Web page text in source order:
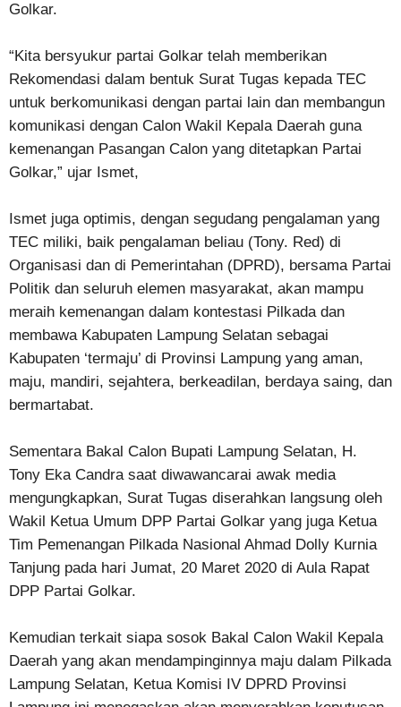
Golkar.
“Kita bersyukur partai Golkar telah memberikan
Rekomendasi dalam bentuk Surat Tugas kepada TEC
untuk berkomunikasi dengan partai lain dan membangun
komunikasi dengan Calon Wakil Kepala Daerah guna
kemenangan Pasangan Calon yang ditetapkan Partai
Golkar,” ujar Ismet,
Ismet juga optimis, dengan segudang pengalaman yang
TEC miliki, baik pengalaman beliau (Tony. Red) di
Organisasi dan di Pemerintahan (DPRD), bersama Partai
Politik dan seluruh elemen masyarakat, akan mampu
meraih kemenangan dalam kontestasi Pilkada dan
membawa Kabupaten Lampung Selatan sebagai
Kabupaten ‘termaju’ di Provinsi Lampung yang aman,
maju, mandiri, sejahtera, berkeadilan, berdaya saing, dan
bermartabat.
Sementara Bakal Calon Bupati Lampung Selatan, H.
Tony Eka Candra saat diwawancarai awak media
mengungkapkan, Surat Tugas diserahkan langsung oleh
Wakil Ketua Umum DPP Partai Golkar yang juga Ketua
Tim Pemenangan Pilkada Nasional Ahmad Dolly Kurnia
Tanjung pada hari Jumat, 20 Maret 2020 di Aula Rapat
DPP Partai Golkar.
Kemudian terkait siapa sosok Bakal Calon Wakil Kepala
Daerah yang akan mendampinginnya maju dalam Pilkada
Lampung Selatan, Ketua Komisi IV DPRD Provinsi